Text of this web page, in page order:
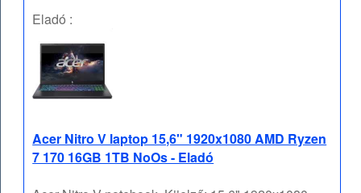
Eladó :
Acer Nitro V laptop 15,6" 1920x1080 AMD Ryzen
7 170 16GB 1TB NoOs - Eladó